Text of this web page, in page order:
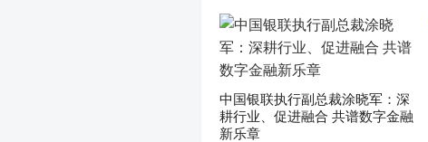
中国银联执行副总裁涂晓军：深
耕行业、促进融合 共谱数字金融
新乐章